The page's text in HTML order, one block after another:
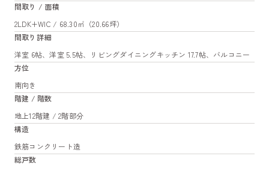
間取り / 面積
2LDK+WIC / 68.30㎡（20.66坪）
間取り詳細
洋室 6帖、洋室 5.5帖、リビングダイニングキッチン 17.7帖、バルコニー
方位
南向き
階建 / 階数
地上12階建 / 2階部分
構造
鉄筋コンクリート造
総戸数